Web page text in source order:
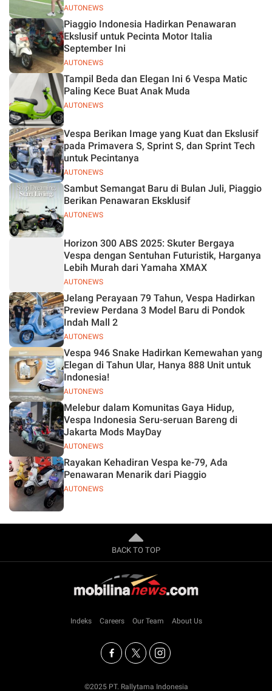
AUTONEWS
AUTONEWS
Piaggio Indonesia Hadirkan Penawaran
Ekslusif untuk Pecinta Motor Italia
September Ini
AUTONEWS
Tampil Beda dan Elegan Ini 6 Vespa Matic
Paling Kece Buat Anak Muda
AUTONEWS
Vespa Berikan Image yang Kuat dan Ekslusif
pada Primavera S, Sprint S, dan Sprint Tech
untuk Pecintanya
AUTONEWS
Sambut Semangat Baru di Bulan Juli, Piaggio
Berikan Penawaran Eksklusif
AUTONEWS
Horizon 300 ABS 2025: Skuter Bergaya
Vespa dengan Sentuhan Futuristik, Harganya
Lebih Murah dari Yamaha XMAX
AUTONEWS
Jelang Perayaan 79 Tahun, Vespa Hadirkan
Preview Perdana 3 Model Baru di Pondok
Indah Mall 2
AUTONEWS
Vespa 946 Snake Hadirkan Kemewahan yang
Elegan di Tahun Ular, Hanya 888 Unit untuk
Indonesia!
AUTONEWS
Melebur dalam Komunitas Gaya Hidup,
Vespa Indonesia Seru-seruan Bareng di
Jakarta Mods MayDay
AUTONEWS
Rayakan Kehadiran Vespa ke-79, Ada
Penawaran Menarik dari Piaggio
BACK TO TOP
Indeks Careers Our Team About Us
©2025 PT. Rallytama Indonesia